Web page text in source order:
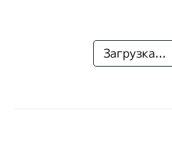
Загрузка...